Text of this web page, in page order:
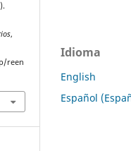
,
reen
Idioma
English
Español